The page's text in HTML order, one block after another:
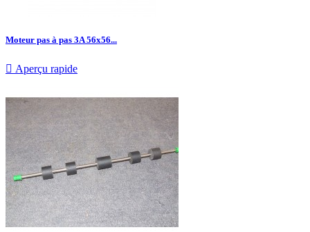
Moteur pas à pas 3A 56x56...
 Aperçu rapide